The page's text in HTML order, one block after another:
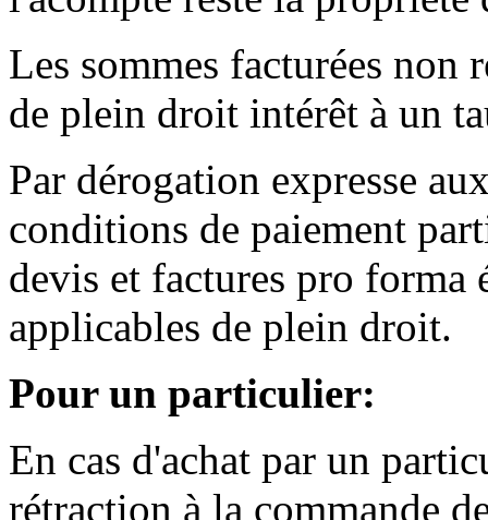
Les sommes facturées non
de plein droit intérêt à un
Par dérogation expresse
conditions de paiement
devis et factures pro
applicables de plein droit.
Pour un particulier:
En cas d'achat par un
rétraction à la commande